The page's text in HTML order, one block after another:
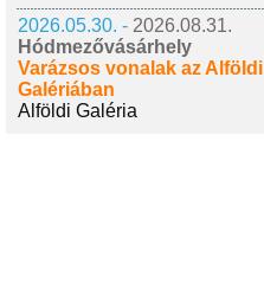
2026.05.30. - 2026.08.31.
Hódmezővásárhely
Varázsos vonalak az Alföldi
Galériában
Alföldi Galéria